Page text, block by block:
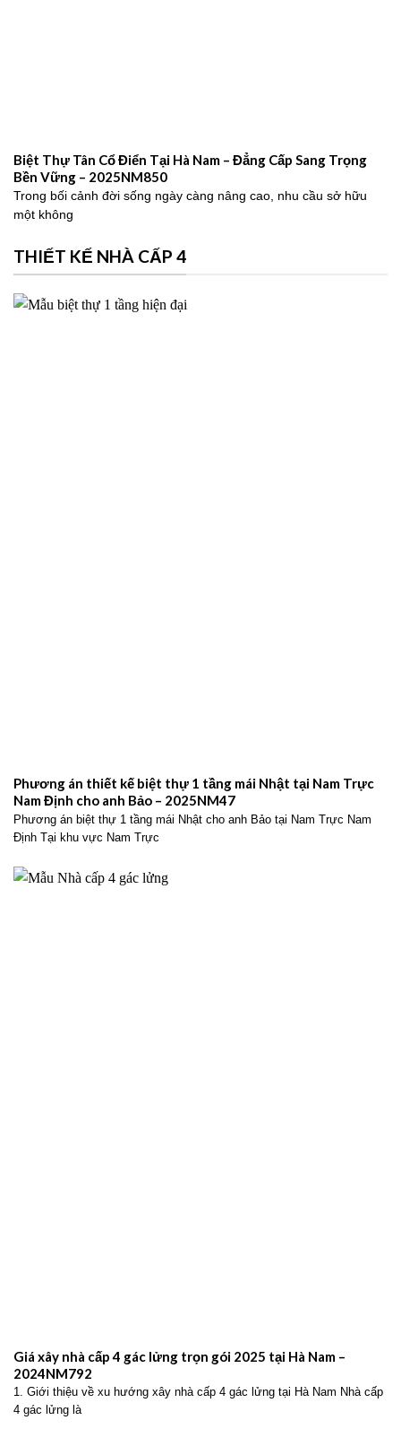
Biệt Thự Tân Cổ Điển Tại Hà Nam – Đẳng Cấp Sang Trọng
Bền Vững – 2025NM850
Trong bối cảnh đời sống ngày càng nâng cao, nhu cầu sở hữu
một không
THIẾT KẾ NHÀ CẤP 4
Phương án thiết kế biệt thự 1 tầng mái Nhật tại Nam Trực
Nam Định cho anh Bảo – 2025NM47
Phương án biệt thự 1 tầng mái Nhật cho anh Bảo tại Nam Trực Nam
Định Tại khu vực Nam Trực
Giá xây nhà cấp 4 gác lửng trọn gói 2025 tại Hà Nam –
2024NM792
1. Giới thiệu về xu hướng xây nhà cấp 4 gác lửng tại Hà Nam Nhà cấp
4 gác lửng là